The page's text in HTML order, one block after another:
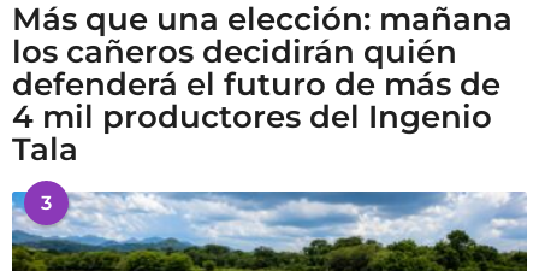
Más que una elección: mañana
los cañeros decidirán quién
defenderá el futuro de más de
4 mil productores del Ingenio
Tala
3